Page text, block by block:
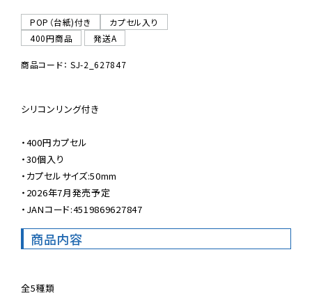
POP（台紙)付き
カプセル入り
400円商品
発送A
商品コード： SJ-2_627847
シリコンリング付き
・400円カプセル
・30個入り
・カプセルサイズ:50mm
・2026年7月発売予定
・JANコード:4519869627847
商品内容
全5種類